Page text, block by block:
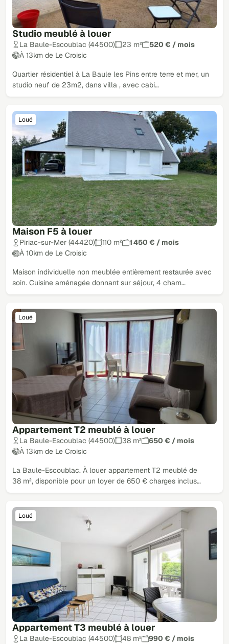
Studio meublé à louer
La Baule-Escoublac (44500) 23 m²
520 € / mois
À 13km de Le Croisic
Quartier résidentiel à La Baule les Pins entre terre et mer, un
studio neuf de 23m2, dans villa , avec cabi…
Maison F5 à louer
Loué
Piriac-sur-Mer (44420) 110 m²
1 450 € / mois
À 10km de Le Croisic
Maison individuelle non meublée entièrement restaurée avec
soin. Cuisine aménagée donnant sur séjour, 4 cham…
Appartement T2 meublé à louer
Loué
La Baule-Escoublac (44500) 38 m²
650 € / mois
À 13km de Le Croisic
La Baule-Escoublac. À louer appartement T2 meublé de
38 m², disponible pour un loyer de 650 € charges inclus…
Appartement T3 meublé à louer
Loué
La Baule-Escoublac (44500) 48 m²
990 € / mois